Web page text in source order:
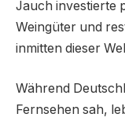
Jauch investierte
Weingüter und
inmitten dieser
Während
Fernsehen sah,